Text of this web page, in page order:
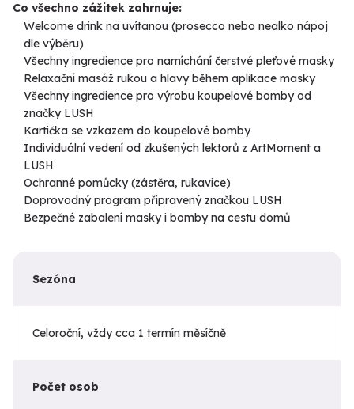
Co všechno zážitek zahrnuje:
Welcome drink na uvítanou (prosecco nebo nealko nápoj
dle výběru)
Všechny ingredience pro namíchání čerstvé pleťové masky
Relaxační masáž rukou a hlavy během aplikace masky
Všechny ingredience pro výrobu koupelové bomby od
značky LUSH
Kartička se vzkazem do koupelové bomby
Individuální vedení od zkušených lektorů z ArtMoment a
LUSH
Ochranné pomůcky (zástěra, rukavice)
Doprovodný program připravený značkou LUSH
Bezpečné zabalení masky i bomby na cestu domů
Sezóna
Celoroční, vždy cca 1 termín měsíčně
Počet osob